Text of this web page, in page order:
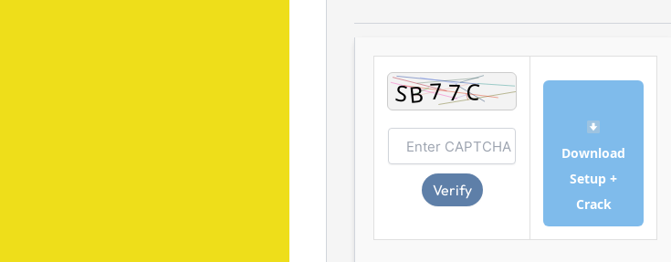
Download
Setup +
Crack
Verify